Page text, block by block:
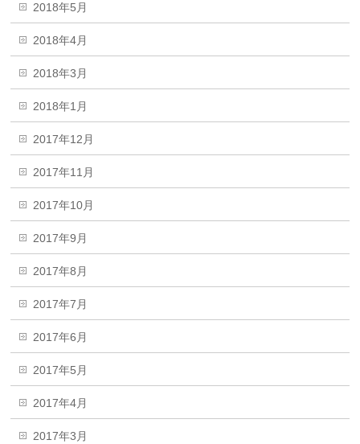
2018年5月
2018年4月
2018年3月
2018年1月
2017年12月
2017年11月
2017年10月
2017年9月
2017年8月
2017年7月
2017年6月
2017年5月
2017年4月
2017年3月